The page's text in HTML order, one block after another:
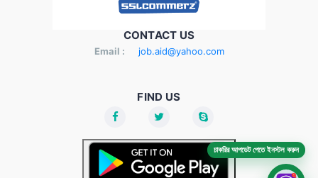
CONTACT US
Email : job.aid@yahoo.com
FIND US
চাকরির আপডেট পেতে ইনস্টল করুন